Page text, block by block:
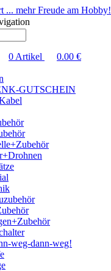
... mehr Freude am Hobby!
0 Artikel 0.00 €
GUTSCHEIN
weg-dann-weg!